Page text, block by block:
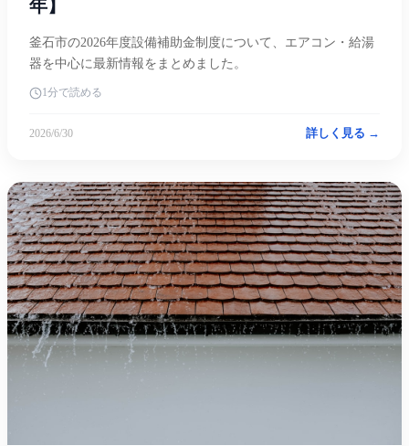
年】
釜石市の2026年度設備補助金制度について、エアコン・給湯
器を中心に最新情報をまとめました。
1分で読める
2026/6/30 詳しく見る →